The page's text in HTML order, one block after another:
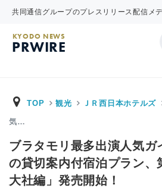
共同通信グループのプレスリリース配信メ
KYODO NEWS
PRWIRE
TOP 観光 ＪＲ西日本ホテルズ
気…
ブラタモリ最多出演人気ガ
の貸切案内付宿泊プラン、
大社編」発売開始！